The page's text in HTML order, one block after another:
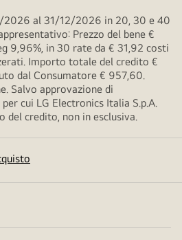
al 31/12/2026 in 20, 30 e 40
Prezzo del bene €
9,96%, in 30 rate da € 31,92 costi
Importo totale del credito €
dal Consumatore € 957,60.
Salvo approvazione di
cui LG Electronics Italia S.p.A.
del credito, non in esclusiva.